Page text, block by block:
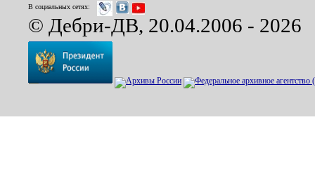
В социальных сетях:
© Дебри-ДВ, 20.04.2006 - 2026